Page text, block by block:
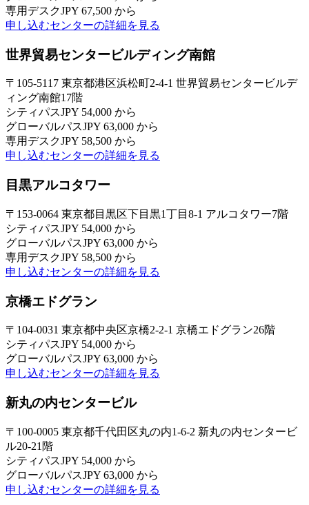
専用デスクJPY 67,500 から
申し込むセンターの詳細を見る
世界貿易センタービルディング南館
〒105-5117 東京都港区浜松町2-4-1 世界貿易センタービルデ
ィング南館17階
シティパスJPY 54,000 から
グローバルパスJPY 63,000 から
専用デスクJPY 58,500 から
申し込むセンターの詳細を見る
目黒アルコタワー
〒153-0064 東京都目黒区下目黒1丁目8-1 アルコタワー7階
シティパスJPY 54,000 から
グローバルパスJPY 63,000 から
専用デスクJPY 58,500 から
申し込むセンターの詳細を見る
京橋エドグラン
〒104-0031 東京都中央区京橋2-2-1 京橋エドグラン26階
シティパスJPY 54,000 から
グローバルパスJPY 63,000 から
申し込むセンターの詳細を見る
新丸の内センタービル
〒100-0005 東京都千代田区丸の内1-6-2 新丸の内センタービ
ル20-21階
シティパスJPY 54,000 から
グローバルパスJPY 63,000 から
申し込むセンターの詳細を見る